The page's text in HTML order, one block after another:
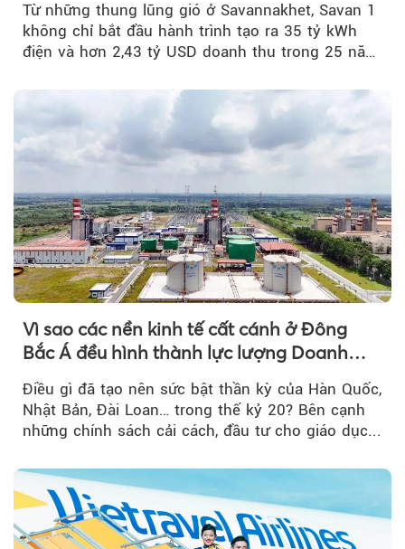
Từ những thung lũng gió ở Savannakhet, Savan 1
không chỉ bắt đầu hành trình tạo ra 35 tỷ kWh
điện và hơn 2,43 tỷ USD doanh thu trong 25 năm
Vì sao các nền kinh tế cất cánh ở Đông
Bắc Á đều hình thành lực lượng Doanh
Điều gì đã tạo nên sức bật thần kỳ của Hàn Quốc,
Nhật Bản, Đài Loan… trong thế kỷ 20? Bên cạnh
những chính sách cải cách, đầu tư cho giáo dục...